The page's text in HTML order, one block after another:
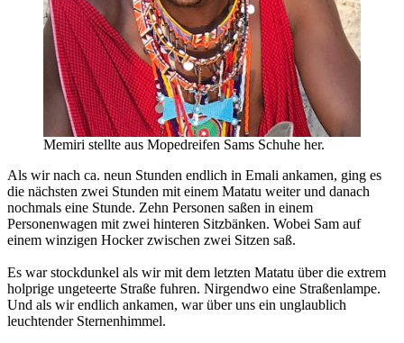
Memiri stellte aus Mopedreifen Sams Schuhe her.
Als wir nach ca. neun Stunden endlich in Emali ankamen, ging es
die nächsten zwei Stunden mit einem Matatu weiter und danach
nochmals eine Stunde. Zehn Personen saßen in einem
Personenwagen mit zwei hinteren Sitzbänken. Wobei Sam auf
einem winzigen Hocker zwischen zwei Sitzen saß.
Es war stockdunkel als wir mit dem letzten Matatu über die extrem
holprige ungeteerte Straße fuhren. Nirgendwo eine Straßenlampe.
Und als wir endlich ankamen, war über uns ein unglaublich
leuchtender Sternenhimmel.